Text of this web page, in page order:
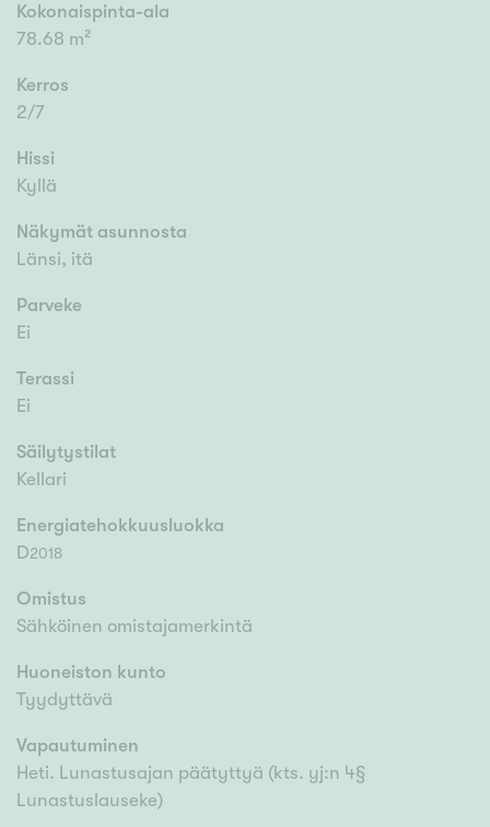
Kokonaispinta-ala
78.68 m²
Kerros
2/7
Hissi
Kyllä
Näkymät asunnosta
Länsi, itä
Parveke
Ei
Terassi
Ei
Säilytystilat
Kellari
Energiatehokkuusluokka
D2018
Omistus
Sähköinen omistajamerkintä
Huoneiston kunto
Tyydyttävä
Vapautuminen
Heti. Lunastusajan päätyttyä (kts. yj:n 4§
Lunastuslauseke)